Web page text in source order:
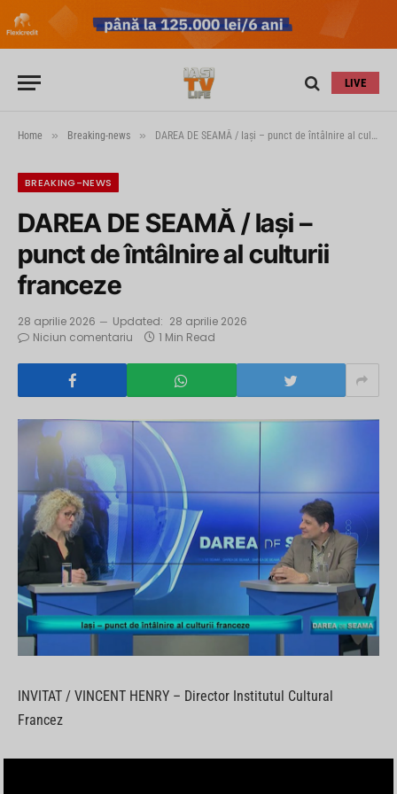
LIVE
Home » Breaking-news » DAREA DE SEAMĂ / Iași – punct de întâlnire al culturii franceze
BREAKING-NEWS
DAREA DE SEAMĂ / Iași –
punct de întâlnire al culturii
franceze
28 aprilie 2026 Updated: 28 aprilie 2026
Niciun comentariu
1 Min Read
INVITAT / VINCENT HENRY – Director Institutul Cultural
Francez